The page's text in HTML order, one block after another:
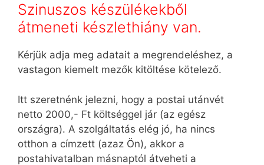
Szinuszos készülékekből
átmeneti készlethiány van.
Kérjük adja meg adatait a megrendeléshez, a
vastagon kiemelt mezők kitöltése kötelező.
Itt szeretnénk jelezni, hogy a postai utánvét
netto 2000,- Ft költséggel jár (az egész
országra). A szolgáltatás elég jó, ha nincs
otthon a címzett (azaz Ön), akkor a
postahivatalban másnaptól átveheti a